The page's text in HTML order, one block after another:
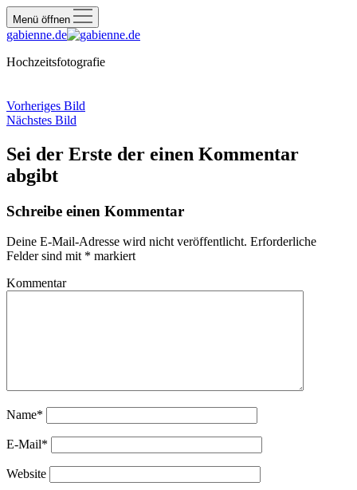
Menü öffnen
gabienne.de
Hochzeitsfotografie
Vorheriges Bild
Nächstes Bild
Sei der Erste der einen Kommentar
abgibt
Schreibe einen Kommentar
Deine E-Mail-Adresse wird nicht veröffentlicht. Erforderliche
Felder sind mit * markiert
Kommentar
Name*
E-Mail*
Website